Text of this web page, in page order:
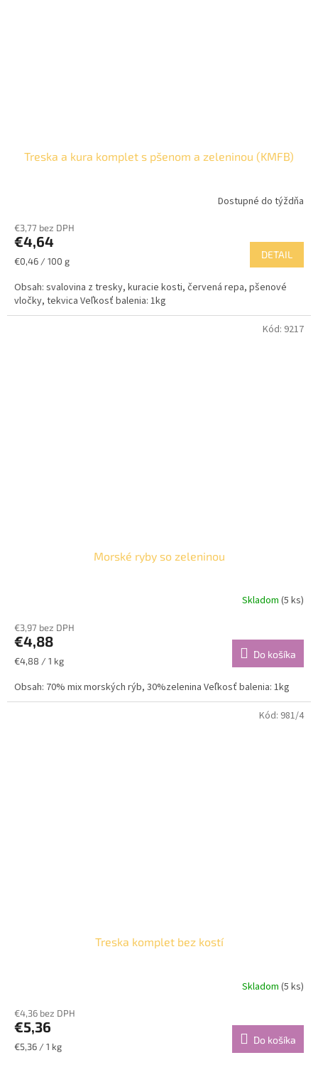
Treska a kura komplet s pšenom a zeleninou (KMFB)
Dostupné do týždňa
€3,77 bez DPH
€4,64
Jednotková
€0,46 / 100 g
DETAIL
Obsah: svalovina z tresky, kuracie kosti, červená repa, pšenové
vločky, tekvica Veľkosť balenia: 1kg
Morské ryby so zeleninou
Skladom (5 ks)
€3,97 bez DPH
€4,88
Jednotková
€4,88 / 1 kg
Do košíka
Obsah: 70% mix morských rýb, 30%zelenina Veľkosť balenia: 1kg
Kód: 9217
Treska komplet bez kostí
Skladom (5 ks)
€4,36 bez DPH
€5,36
Jednotková
€5,36 / 1 kg
Do košíka
Kód: 981/4